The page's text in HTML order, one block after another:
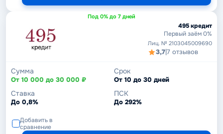
Под 0% до 7 дней
495 кредит
Первый заём 0%
Лиц. № 2103045009690
3,7|7 отзывов
Сумма
От 10 000 до 30 000 ₽
Срок
От 10 до 30 дней
Ставка
До 0,8%
ПСК
До 292%
Добавить в
сравнение